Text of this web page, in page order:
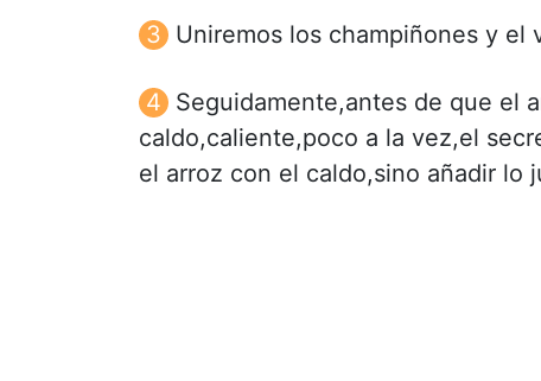
Uniremos los champiñones y el
Seguidamente,antes de que el
caldo,caliente,poco a la vez,el
el arroz con el caldo,sino añadir lo